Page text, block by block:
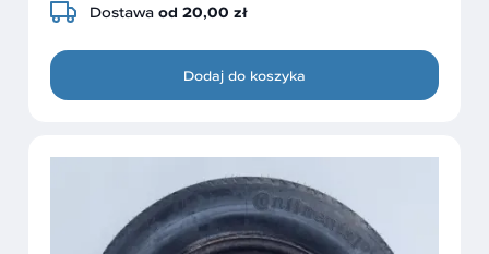
Dostawa od 20,00 zł
Dodaj do koszyka